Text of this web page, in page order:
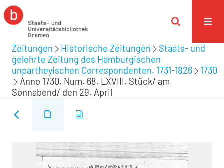
Zeitungen Historische Zeitungen
Staats- und
gelehrte Zeitung des Hamburgischen
unpartheyischen Correspondenten. 1731-1826
1730
Anno 1730. Num. 68. LXVIII. Stück/ am
Sonnabend/ den 29. April